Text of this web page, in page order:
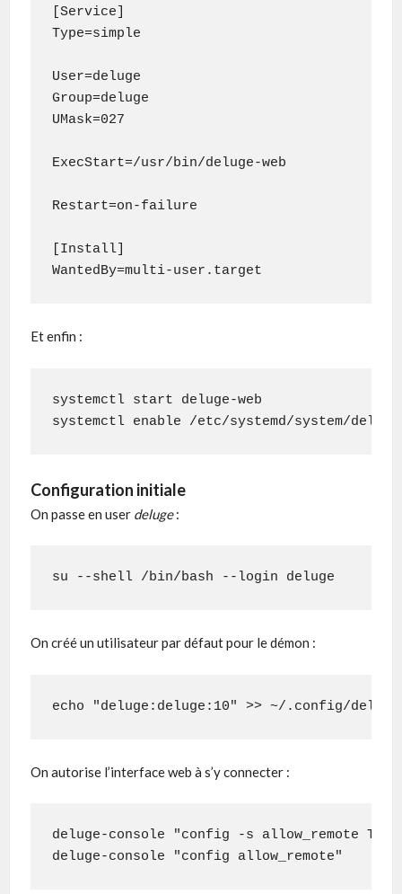
[Service]
Type=simple
User=deluge
Group=deluge
UMask=027
ExecStart=/usr/bin/deluge-web
Restart=on-failure
[Install]
WantedBy=multi-user.target
Et enfin :
systemctl start deluge-web
systemctl enable /etc/systemd/system/
Configuration initiale
On passe en user deluge:
su --shell /bin/bash --login deluge
On créé un utilisateur par défaut pour le démon :
echo "deluge:deluge:10" >> ~/.config/
On autorise l’interface web à s’y connecter :
deluge-console "config -s allow_remote
deluge-console "config allow_remote"